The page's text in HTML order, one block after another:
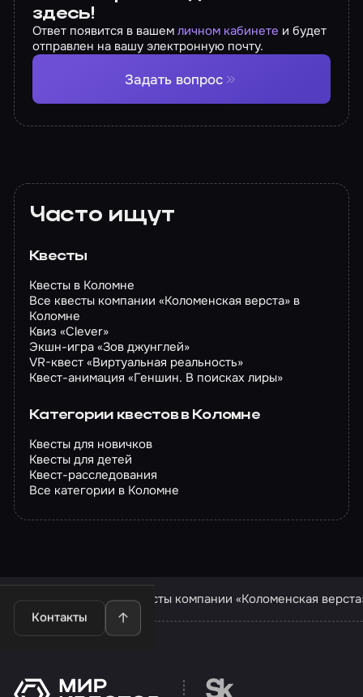
здесь!
Ответ появится в вашемличном кабинете и будет
отправлен на вашу электронную почту.
Задать вопрос
Часто ищут
Квесты
Квесты в Коломне
Все квесты компании «Коломенская верста» в
Коломне
Квиз «Clever»
Экшн-игра «Зов джунглей»
VR-квест «Виртуальная реальность»
Квест-анимация «Геншин. В поисках лиры»
Категории квестов в Коломне
Квесты для новичков
Квесты для детей
Квест-расследования
Все категории в Коломне
Контакты
Квесты в Коломне Квесты компании «Коломенская
Перейти на сайт